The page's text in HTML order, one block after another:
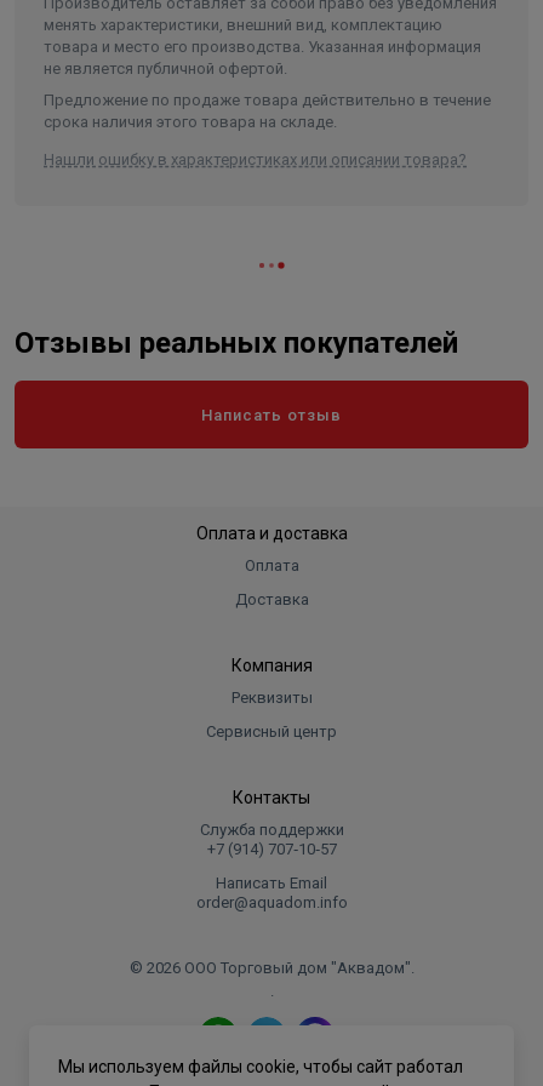
Высота 998
Длина 692
Ширина 495
Объем 0.341855
менять характеристики, внешний вид, комплектацию
товара и место его производства. Указанная информация
не является публичной офертой.
Предложение по продаже товара действительно в течение
срока наличия этого товара на складе.
Нашли ошибку в характеристиках или описании товара?
Отзывы реальных покупателей
Написать отзыв
Оплата и доставка
Оплата
Доставка
Компания
Реквизиты
Сервисный центр
Контакты
Служба поддержки
+7 (914) 707‑10‑57
Написать Email
order@aquadom.info
© 2026 ООО Торговый дом "Аквадом".
.
Политика конфиденциальности
Мы используем файлы cookie, чтобы сайт работал